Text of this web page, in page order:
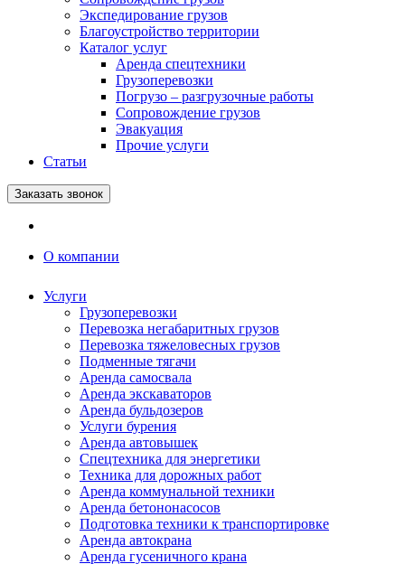
Экспедирование грузов
Благоустройство территории
Каталог услуг
Аренда спецтехники
Грузоперевозки
Погрузо – разгрузочные работы
Сопровождение грузов
Эвакуация
Прочие услуги
Статьи
Заказать звонок
О компании
Услуги
Грузоперевозки
Перевозка негабаритных грузов
Перевозка тяжеловесных грузов
Подменные тягачи
Аренда самосвала
Аренда экскаваторов
Аренда бульдозеров
Услуги бурения
Аренда автовышек
Спецтехника для энергетики
Техника для дорожных работ
Аренда коммунальной техники
Аренда бетононасосов
Подготовка техники к транспортировке
Аренда автокрана
Аренда гусеничного крана